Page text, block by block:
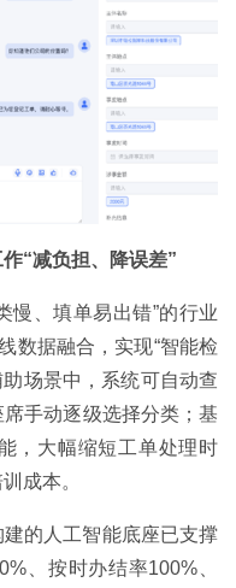
“减负担、降误差”
慢、填单易出错”的行业
数据融合，实现“智能检
场景中，系统可自动查
手动逐级选择分类；基
，大幅缩短工单处理时
成本。
的人工智能底座已支撑
、按时办结率100%、